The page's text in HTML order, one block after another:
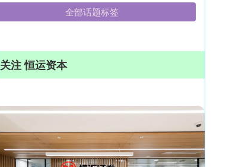
全部话题标签
关注 恒运资本